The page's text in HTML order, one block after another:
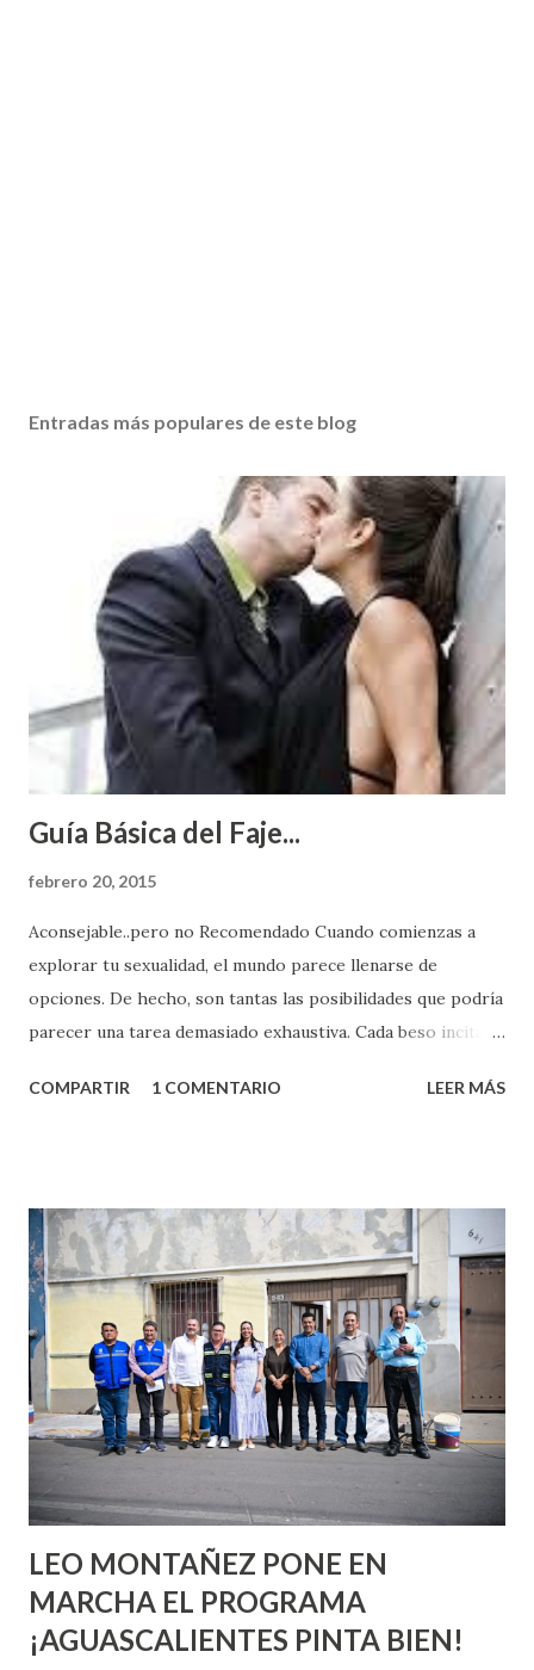
Entradas más populares de este blog
Guía Básica del Faje...
febrero 20, 2015
Aconsejable..pero no Recomendado Cuando comienzas a
explorar tu sexualidad, el mundo parece llenarse de
opciones. De hecho, son tantas las posibilidades que podría
parecer una tarea demasiado exhaustiva. Cada beso incita
partes de ti que jamás hubieras imaginado. El problema es
conoces ni la mitad de lo que deberías saber. Pero incluso
quienes ya han tenido relaciones sexuales no son expertos
o expertas en el tema. Siempre hay algo nuevo que
aprender y nuevas experiencias que conocer. Si eres una
chica y aún no has tenido relaciones sexuales, tal vez
pienses que el sexo será increíble y no puedas esperar para
experimentarlo, pero como cualquier persona con
experiencia te dirá, siempre es mejor cuando ambas partes
son suficientemen...
COMPARTIR 1 COMENTARIO LEER MÁS
LEO MONTAÑEZ PONE EN
MARCHA EL PROGRAMA
¡AGUASCALIENTES PINTA BIEN!